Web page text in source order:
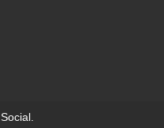
Social.